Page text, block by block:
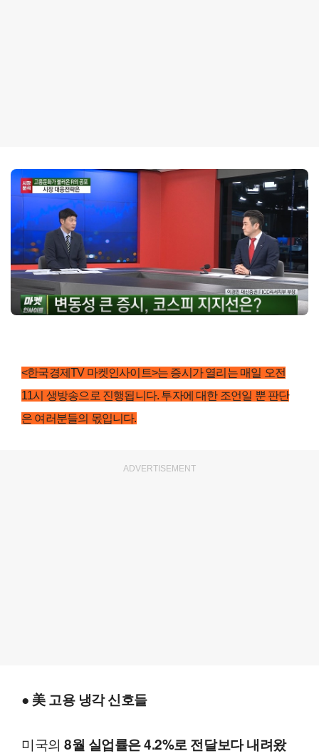
<한국경제TV 마켓인사이트>는 증시가 열리는 매일 오전
11시 생방송으로 진행됩니다. 투자에 대한 조언일 뿐 판단
은 여러분들의 몫입니다.
ADVERTISEMENT
● 美 고용 냉각 신호들
미국의8월 실업률은 4.2%로 전달보다 내려왔